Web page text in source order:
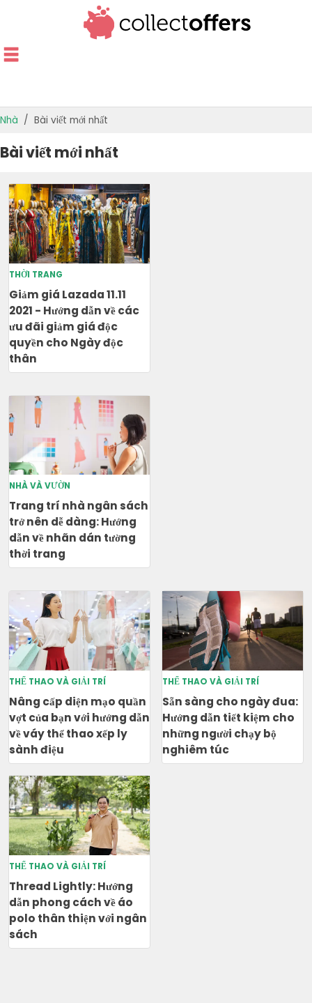
CỬA HÀNG HÀNG ĐẦU
HƯỚNG DẪN CUNG CẤP
ƯU ĐÃI TỐT NHẤT
Nhà Bài viết mới nhất
Bài viết mới nhất
THỜI TRANG
Giảm giá Lazada 11.11
2021 - Hướng dẫn về các
ưu đãi giảm giá độc
quyền cho Ngày độc
thân
NHÀ VÀ VƯỜN
Trang trí nhà ngân sách
trở nên dễ dàng: Hướng
dẫn về nhãn dán tường
thời trang
THỂ THAO VÀ GIẢI TRÍ
Nâng cấp diện mạo quần
vợt của bạn với hướng dẫn
về váy thể thao xếp ly
sành điệu
THỂ THAO VÀ GIẢI TRÍ
Sẵn sàng cho ngày đua:
Hướng dẫn tiết kiệm cho
những người chạy bộ
nghiêm túc
THỂ THAO VÀ GIẢI TRÍ
Thread Lightly: Hướng
dẫn phong cách về áo
polo thân thiện với ngân
sách